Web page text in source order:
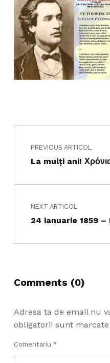
Skip back to main navigation
Navigare în articole
PREVIOUS ARTICOL
La mulţi ani!
NEXT ARTICOL
24 ianuarie 1859 –
Comments (0)
Adresa ta de email nu
obligatorii sunt
Comentariu *